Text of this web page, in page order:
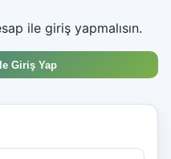
ile giriş yapmalısın.
Giriş Yap